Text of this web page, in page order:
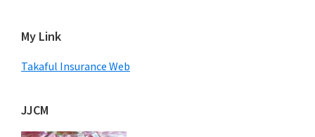
My Link
Takaful Insurance Web
JJCM